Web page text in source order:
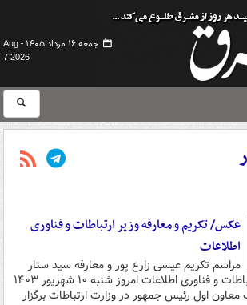
جمعه ۱۶ مرداد ۱۴۰۵ -
Aug
7 2026
عکس/ تکریم و معارفه وزیر ارتباطات و فناوری
اطلاعات
مراسم تکریم عیسی زارع پور و معارفه سید ستار
هاشمی بعنوان وزیر ارتباطات و فناوری اطلاعات امروز شنبه ۱۰ شهریور ۱۴۰۳
اول رئیس جمهور در وزارت ارتباطات برگزار